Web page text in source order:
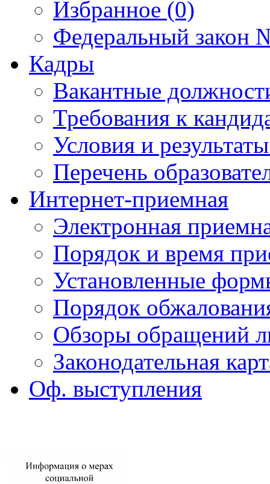
Избранное (0)
Федеральный закон
Кадры
Вакантные
Требования к
Условия и
Перечень
Интернет-приемная
Электронная
Порядок и время
Установленные
Порядок
Обзоры обращений
Законодательная
Оф. выступления